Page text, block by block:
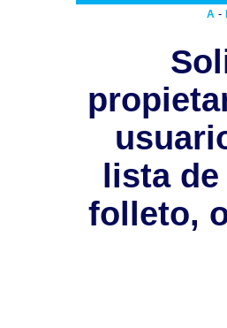
A -
lista
folleto,